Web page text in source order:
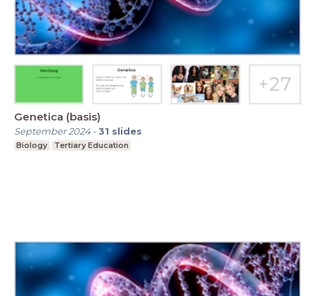
Genetica (basis)
September 2024-31 slides
Biology Tertiary Education